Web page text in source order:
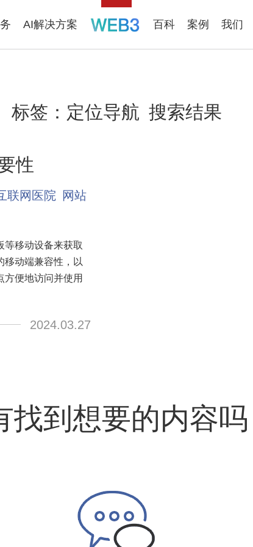
AI解决方案 百科 案例 我们
标签： 定位导航 搜索结果
性
联网医院 网站
等移动设备来获取
移动端兼容性，以
方便地访问并使用
2024.03.27
找到想要的内容